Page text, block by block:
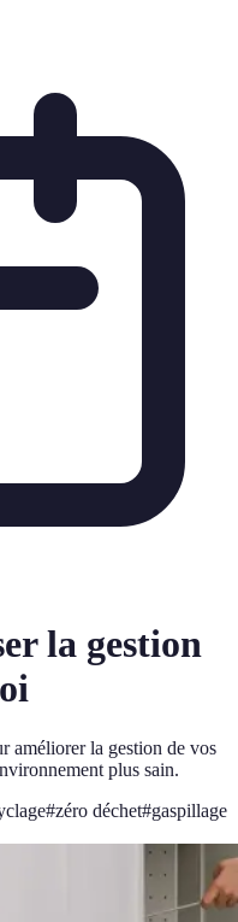
la gestion
améliorer la gestion de vos
plus sain.
#zéro déchet#gaspillage